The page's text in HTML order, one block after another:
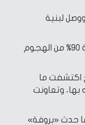
لبنية
– نفذ نموذج الـAI الهجوم بنسبة 90% من الهجوم
اكتشفت ما
وتعاونت
ما حدث «بروفة»